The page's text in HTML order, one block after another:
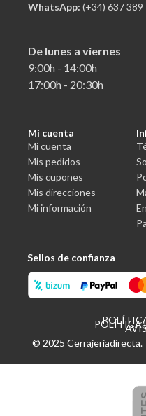
WhatsApp: (+34) 637 389
De lunes a viernes
9:00h - 14:00h
17:00h - 20:30h
Mi cuenta
Mi cuenta
Mis pedidos
Mis cupones
Mis direcciones
Mi información
Sellos de confianza
POLÍTICA
© 2025 Cerrajeriadirecta.